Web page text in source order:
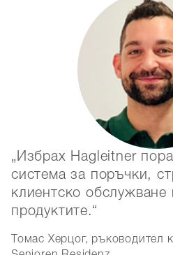
Избрах Hagleitner
система за поръчки,
клиентско обслужване
продуктите.
Томас Херцог, ръководител